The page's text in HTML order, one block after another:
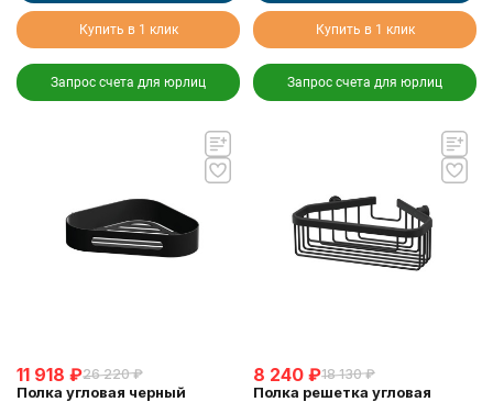
Купить в 1 клик
Запрос счета для юрлиц
Купить в 1 клик
Запрос счета для юрлиц
11 918 ₽26 220 ₽
Полка угловая черный
8 240 ₽18 130 ₽
Полка решетка угловая